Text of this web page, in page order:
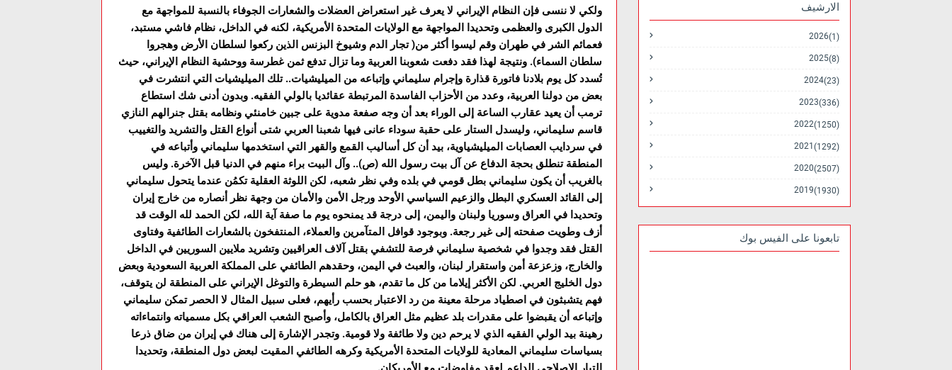
ولكي لا ننسى فإن النظام الإيراني لا يعرف غير استعراض العضلات والشعارات الجوفاء بالنسبة للمواجهة مع
الدول الكبرى والعظمى وتحديدا المواجهة مع الولايات المتحدة الأمريكية، لكنه في الداخل، نظام فاشي مستبد،
فعمائم الشر في طهران وقم ليسوا أكثر من( تجار الدم وشيوخ البزنس الذين ركعوا لسلطان الأرض وهجروا
سلطان السماء). ونتيجة لهذا فقد دفعت شعوبنا العربية وما تزال تدفع ثمن غطرسة ووحشية النظام الإيراني، حيث
تُسدد كل يوم بلادنا فاتورة قذارة وإجرام سليماني وإتباعه من الميليشيات.. تلك الميليشيات التي انتشرت في
بعض من دولنا العربية، وعدد من الأحزاب الفاسدة المرتبطة عقائديا بالولي الفقيه. وبدون أدنى شك استطاع
ترمب أن يعيد عقارب الساعة إلى الوراء بعد أن وجه صفعة مدوية على جبين خامنئي ونظامه بقتل جنرالهم النازي
قاسم سليماني، وليسدل الستار على حقبة سوداء عانى فيها شعبنا العربي شتى أنواع القتل والتشريد والتغييب
في سردايب العصابات الميليشياوية، بيد أن كل أساليب القمع والقهر التي استخدمها سليماني وأتباعه في
المنطقة تنطلق بحجة الدفاع عن آل بيت رسول الله (ص).. وآل البيت براء منهم في الدنيا قبل الآخرة. وليس
بالغريب أن يكون سليماني بطل قومي في بلده وفي نظر شعبه، لكن اللوثة العقلية تكمُن عندما يتحول سليماني
إلى القائد العسكري البطل والزعيم السياسي الأوحد ورجل الأمن والأمان من وجهة نظر أنصاره من خارج إيران
وتحديدا في العراق وسوريا ولبنان واليمن، إلى درجة قد يمنحوه يوم ما صفة آية الله، لكن الحمد لله الوقت قد
أزف وطويت صفحته إلى غير رجعة. وبوجود قوافل المتآمرين والعملاء، المنتفخون بالشعارات الطائفية وفتاوى
القتل فقد وجدوا في شخصية سليماني فرصة للتشفي بقتل آلاف العراقيين وتشريد ملايين السوريين في الداخل
والخارج، وزعزعة أمن واستقرار لبنان، والعبث في اليمن، وحقدهم الطائفي على المملكة العربية السعودية وبعض
دول الخليج العربي. لكن الأكثر إيلاما من كل ما تقدم، هو حلم السيطرة والتوغل الإيراني على المنطقة لن يتوقف،
فهم يتشبثون في اصطياد مرحلة معينة من رد الاعتبار بحسب رأيهم، فعلى سبيل المثال لا الحصر تمكن سليماني
وإتباعه أن يقبضوا على مقدرات بلد عظيم مثل العراق بالكامل، وأصبح الشعب العراقي بكل مسمياته وانتماءاته
رهينة بيد الولي الفقيه الذي لا يرحم دين ولا طائفة ولا قومية. وتجدر الإشارة إلى هناك في إيران من ضاق ذرعا
بسياسات سليماني المعادية للولايات المتحدة الأمريكية وكرهه الطائفي المقيت لبعض دول المنطقة، وتحديدا
الارشيف
2026 (1)
2025 (8)
2024 (23)
2023 (336)
2022 (1250)
2021 (1292)
2020 (2507)
2019 (1930)
تابعونا على الفيس بوك